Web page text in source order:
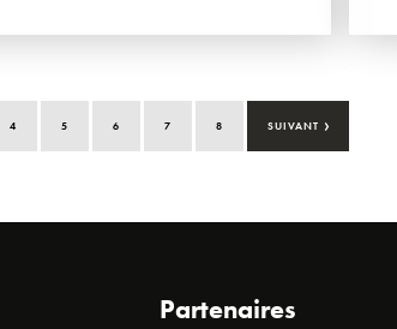
4 5 6 7 8 SUIVANT ›
Partenaires